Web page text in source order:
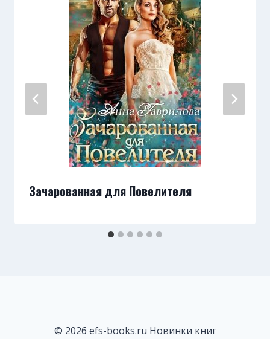
Зачарованная для Повелителя
© 2026 efs-books.ru Новинки книг